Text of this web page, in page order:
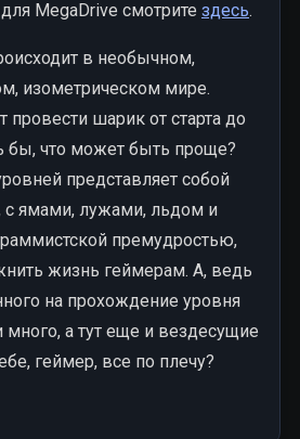
MegaDrive смотрите здесь.
в необычном,
изометрическом мире.
провести шарик от старта до
бы, что может быть проще?
представляет собой
ямами, лужами, льдом и
премудростью,
жизнь геймерам. А, ведь
на прохождение уровня
много, а тут еще и вездесущие
геймер, все по плечу?